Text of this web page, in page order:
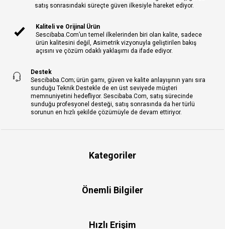
satış sonrasındaki süreçte güven ilkesiyle hareket ediyor.
Kaliteli ve Orijinal Ürün
Sescibaba.Com’un temel ilkelerinden biri olan kalite, sadece
ürün kalitesini değil, Asimetrik vizyonuyla geliştirilen bakış
açısını ve çözüm odaklı yaklaşımı da ifade ediyor.
Destek
Sescibaba.Com; ürün gamı, güven ve kalite anlayışının yanı sıra
sunduğu Teknik Destekle de en üst seviyede müşteri
memnuniyetini hedefliyor. Sescibaba.Com, satış sürecinde
sunduğu profesyonel desteği, satış sonrasında da her türlü
sorunun en hızlı şekilde çözümüyle de devam ettiriyor.
Kategoriler
Önemli Bilgiler
Hızlı Erişim